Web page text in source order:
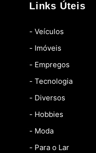
Links Úteis
- Veículos
- Imóveis
- Empregos
- Tecnologia
- Diversos
- Hobbies
- Moda
- Para o Lar